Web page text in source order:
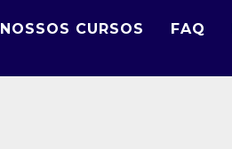
NOSSOS CURSOS FAQ